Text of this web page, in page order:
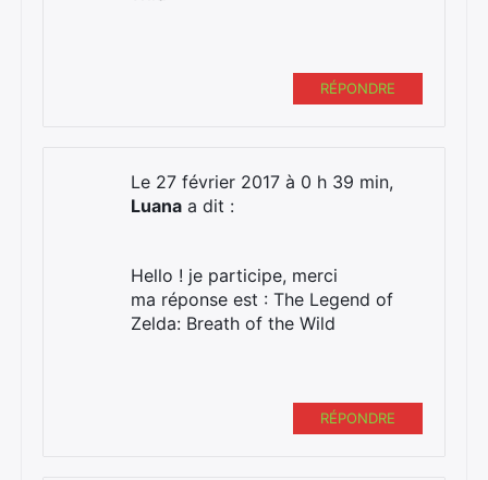
RÉPONDRE
Le 27 février 2017 à 0 h 39 min,
Luana a dit :
Hello ! je participe, merci
ma réponse est : The Legend of
Zelda: Breath of the Wild
RÉPONDRE